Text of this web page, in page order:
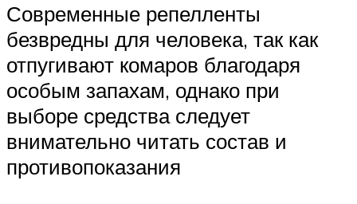
Современные репелленты
безвредны для человека, так как
отпугивают комаров благодаря
особым запахам, однако при
выборе средства следует
внимательно читать состав и
противопоказания